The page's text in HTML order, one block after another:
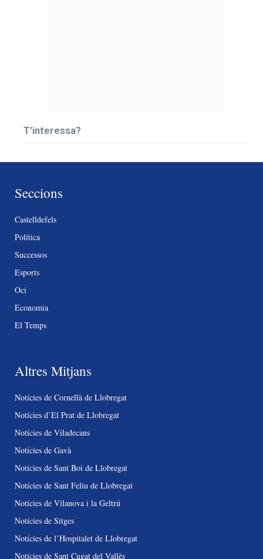
T’interessa?
Seccions
Castelldefels
Política
Successos
Esports
Oci
Economia
El Temps
Altres Mitjans
Notícies de Cornellà de Llobregat
Notícies d’El Prat de Llobregat
Notícies de Viladecans
Notícies de Gavà
Notícies de Sant Boi de Llobregat
Notícies de Sant Feliu de Llobregat
Notícies de Vilanova i la Geltrú
Notícies de Sitges
Notícies de l’Hospitalet de Llobregat
Notícies de Sant Cugat del Vallès